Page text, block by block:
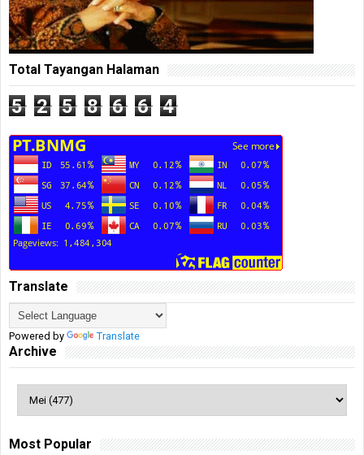
Total Tayangan Halaman
5 2 5 8 6 6 4
Translate
Powered by Translate
Archive
Most Popular